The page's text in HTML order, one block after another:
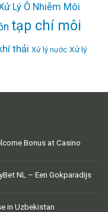
Lý Ô Nhiễm Môi
tạp chí môi
thải Xử lý nước Xử lý
Bonus at Casino
NL – Een Gokparadijs
in Uzbekistan